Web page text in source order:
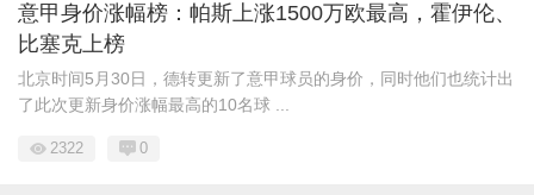
意甲身价涨幅榜：帕斯上涨1500万欧最高，霍伊伦、
比塞克上榜
北京时间5月30日，德转更新了意甲球员的身价，同时他们也统计出
了此次更新身价涨幅最高的10名球 ...
2322 0